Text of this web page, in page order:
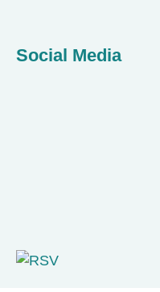
Social Media